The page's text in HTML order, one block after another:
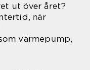
ut över året?
när
värmepump,